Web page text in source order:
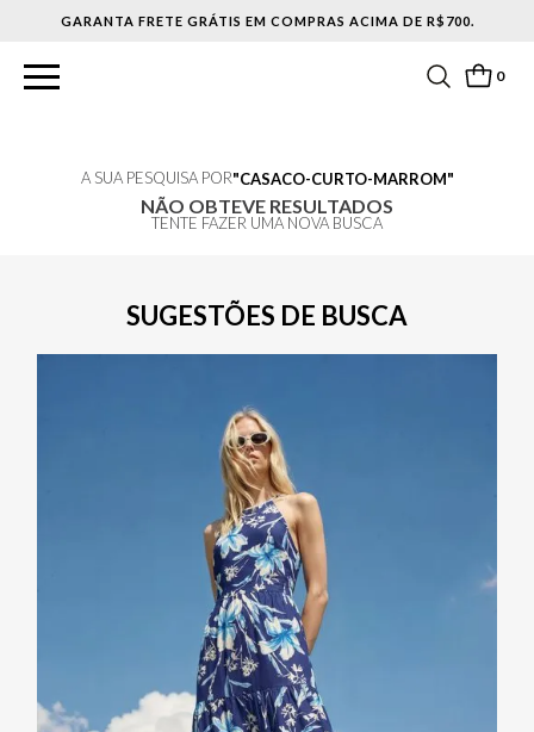
DE R$700.
0
A SUA PESQUISA POR CASACO-CURTO-MARROM
NÃO OBTEVE RESULTADOS
TENTE FAZER UMA NOVA BUSCA
SUGESTÕES DE BUSCA